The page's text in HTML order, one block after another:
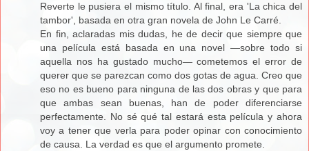
Reverte le pusiera el mismo título. Al final, era 'La chica del
tambor', basada en otra gran novela de John Le Carré.
En fin, aclaradas mis dudas, he de decir que siempre que
una película está basada en una novel —sobre todo si
aquella nos ha gustado mucho— cometemos el error de
querer que se parezcan como dos gotas de agua. Creo que
eso no es bueno para ninguna de las dos obras y que para
que ambas sean buenas, han de poder diferenciarse
perfectamente. No sé qué tal estará esta película y ahora
voy a tener que verla para poder opinar con conocimiento
de causa. La verdad es que el argumento promete.